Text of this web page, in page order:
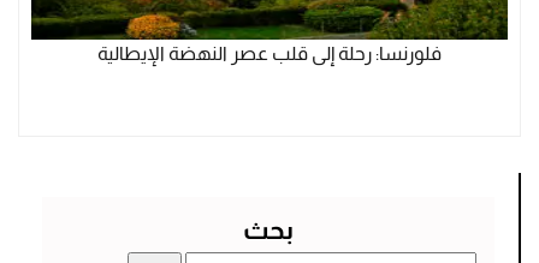
فلورنسا: رحلة إلى قلب عصر النهضة الإيطالية
بحث